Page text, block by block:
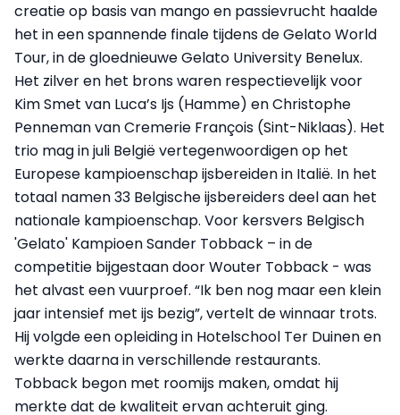
creatie op basis van mango en passievrucht haalde
het in een spannende finale tijdens de Gelato World
Tour, in de gloednieuwe Gelato University Benelux.
Het zilver en het brons waren respectievelijk voor
Kim Smet van Luca’s Ijs (Hamme) en Christophe
Penneman van Cremerie François (Sint-Niklaas). Het
trio mag in juli België vertegenwoordigen op het
Europese kampioenschap ijsbereiden in Italië. In het
totaal namen 33 Belgische ijsbereiders deel aan het
nationale kampioenschap. Voor kersvers Belgisch
'Gelato' Kampioen Sander Tobback – in de
competitie bijgestaan door Wouter Tobback - was
het alvast een vuurproef. “Ik ben nog maar een klein
jaar intensief met ijs bezig”, vertelt de winnaar trots.
Hij volgde een opleiding in Hotelschool Ter Duinen en
werkte daarna in verschillende restaurants.
Tobback begon met roomijs maken, omdat hij
merkte dat de kwaliteit ervan achteruit ging.